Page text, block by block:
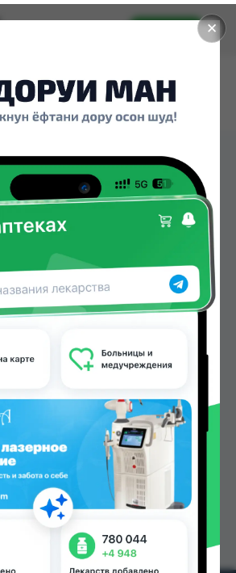
✕
Установить
можно купить или
Дору Фарм №2, Дору фарм
Дорухона Океан,
Дорухона Эдем №1, Ибн
по цене от 17.12 TJS до